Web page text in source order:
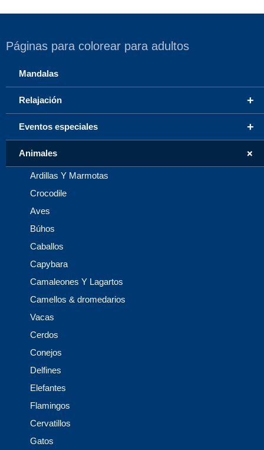
Páginas para colorear para adultos
Mandalas
+
Relajación
+
Eventos especiales
+
Animales
Ardillas Y Marmotas
Crocodile
Aves
Búhos
Caballos
Capybara
Camaleones Y Lagartos
Camellos & dromedarios
Vacas
Cerdos
Conejos
Delfines
Elefantes
Flamingos
Cervatillos
Gatos